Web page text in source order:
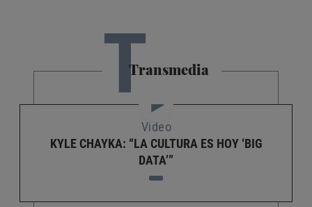
TTransmedia
Video
KYLE CHAYKA: “LA CULTURA ES HOY ‘BIG
DATA’”